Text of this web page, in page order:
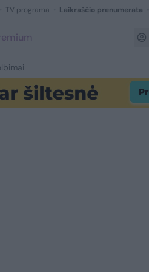
TV programa Laikraščio prenumerata